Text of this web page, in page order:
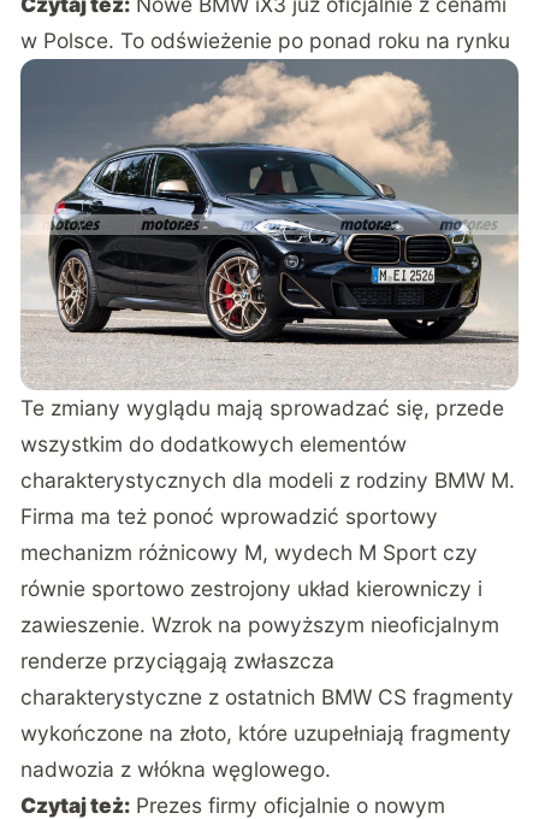
w Polsce. To odświeżenie po ponad roku na rynku
Te zmiany wyglądu mają sprowadzać się, przede
wszystkim do dodatkowych elementów
charakterystycznych dla modeli z rodziny BMW M.
Firma ma też ponoć wprowadzić sportowy
mechanizm różnicowy M, wydech M Sport czy
równie sportowo zestrojony układ kierowniczy i
zawieszenie. Wzrok na powyższym nieoficjalnym
renderze przyciągają zwłaszcza
charakterystyczne z ostatnich BMW CS fragmenty
wykończone na złoto, które uzupełniają fragmenty
nadwozia z włókna węglowego.
Czytaj też: Prezes firmy oficjalnie o nowym